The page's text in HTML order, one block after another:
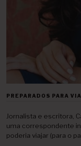
PREPARADOS PARA
Jornalista e escritora,
uma correspondente
poderia viajar (para o